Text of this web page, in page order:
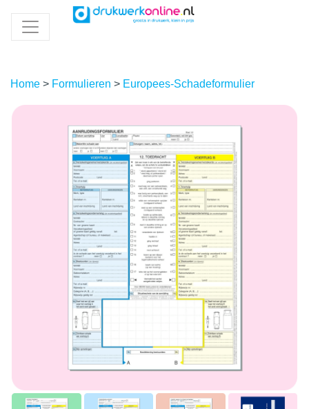
Home > Formulieren > Europees-Schadeformulier